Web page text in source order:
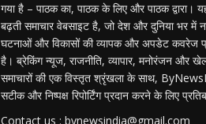
गया है – पाठक का, पाठक के लिए और पाठक द्वारा।
बढ़ती समाचार वेबसाइट है, जो देश और दुनिया भर में
घटनाओं और विकासों की व्यापक और अपडेट कवरेज
है। ब्रेकिंग न्यूज, राजनीति, व्यापार, मनोरंजन और
समाचारों की एक विस्तृत श्रृंखला के साथ,
सटीक और निष्पक्ष रिपोर्टिंग प्रदान करने के लिए
Contact us : bynewsindia@gmail.com